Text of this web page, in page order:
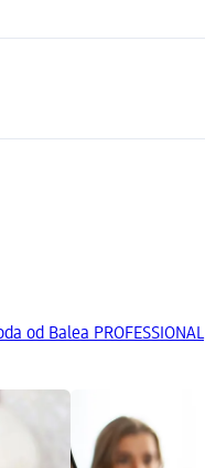
od Balea PROFESSIONAL